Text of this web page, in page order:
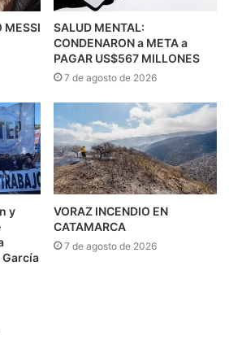
MESSI
SALUD MENTAL:
CONDENARON a META a
PAGAR US$567 MILLONES
7 de agosto de 2026
y
VORAZ INCENDIO EN
CATAMARCA
7 de agosto de 2026